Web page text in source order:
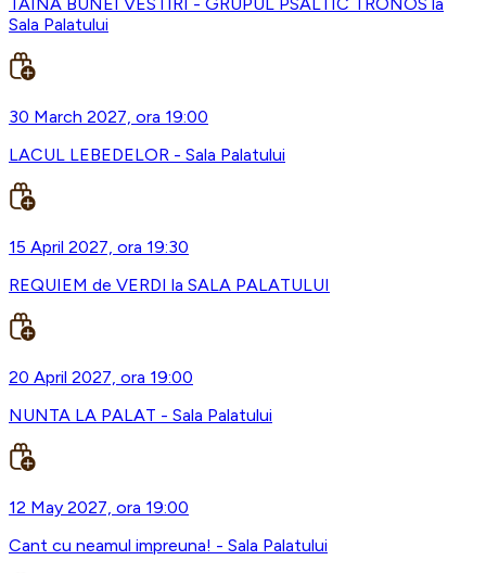
Sala Palatului
30 March 2027, ora 19:00
LACUL LEBEDELOR - Sala Palatului
15 April 2027, ora 19:30
REQUIEM de VERDI la SALA PALATULUI
20 April 2027, ora 19:00
NUNTA LA PALAT - Sala Palatului
12 May 2027, ora 19:00
Cant cu neamul impreuna! - Sala Palatului